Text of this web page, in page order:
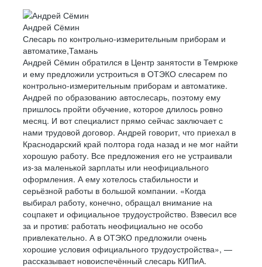
Андрей Сёмин
Слесарь по контрольно-измерительным приборам и
автоматике,Тамань
Андрей Сёмин обратился в Центр занятости в Темрюке
и ему предложили устроиться в ОТЭКО слесарем по
контрольно-измерительным приборам и автоматике.
Андрей по образованию автослесарь, поэтому ему
пришлось пройти обучение, которое длилось ровно
месяц. И вот специалист прямо сейчас заключает с
нами трудовой договор. Андрей говорит, что приехал в
Краснодарский край полтора года назад и не мог найти
хорошую работу. Все предложения его не устраивали
из-за маленькой зарплаты или неофициального
оформления. А ему хотелось стабильности и
серьёзной работы в большой компании. «Когда
выбирал работу, конечно, обращал внимание на
соцпакет и официальное трудоустройство. Взвесил все
за и против: работать неофициально не особо
привлекательно. А в ОТЭКО предложили очень
хорошие условия официального трудоустройства», —
рассказывает новоиспечённый слесарь КИПиА.